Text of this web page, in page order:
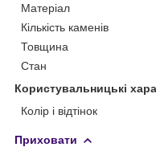
Матеріал
Кількість каменів
Товщина
Стан
Користувальницькі
Колір і відтінок
Приховати